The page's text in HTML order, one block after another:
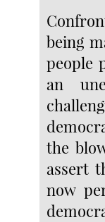
being
people
an
the
assert
now